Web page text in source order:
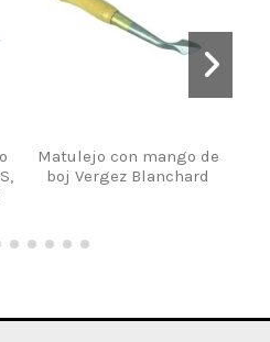
Matulejo con mango de
boj Vergez Blanchard